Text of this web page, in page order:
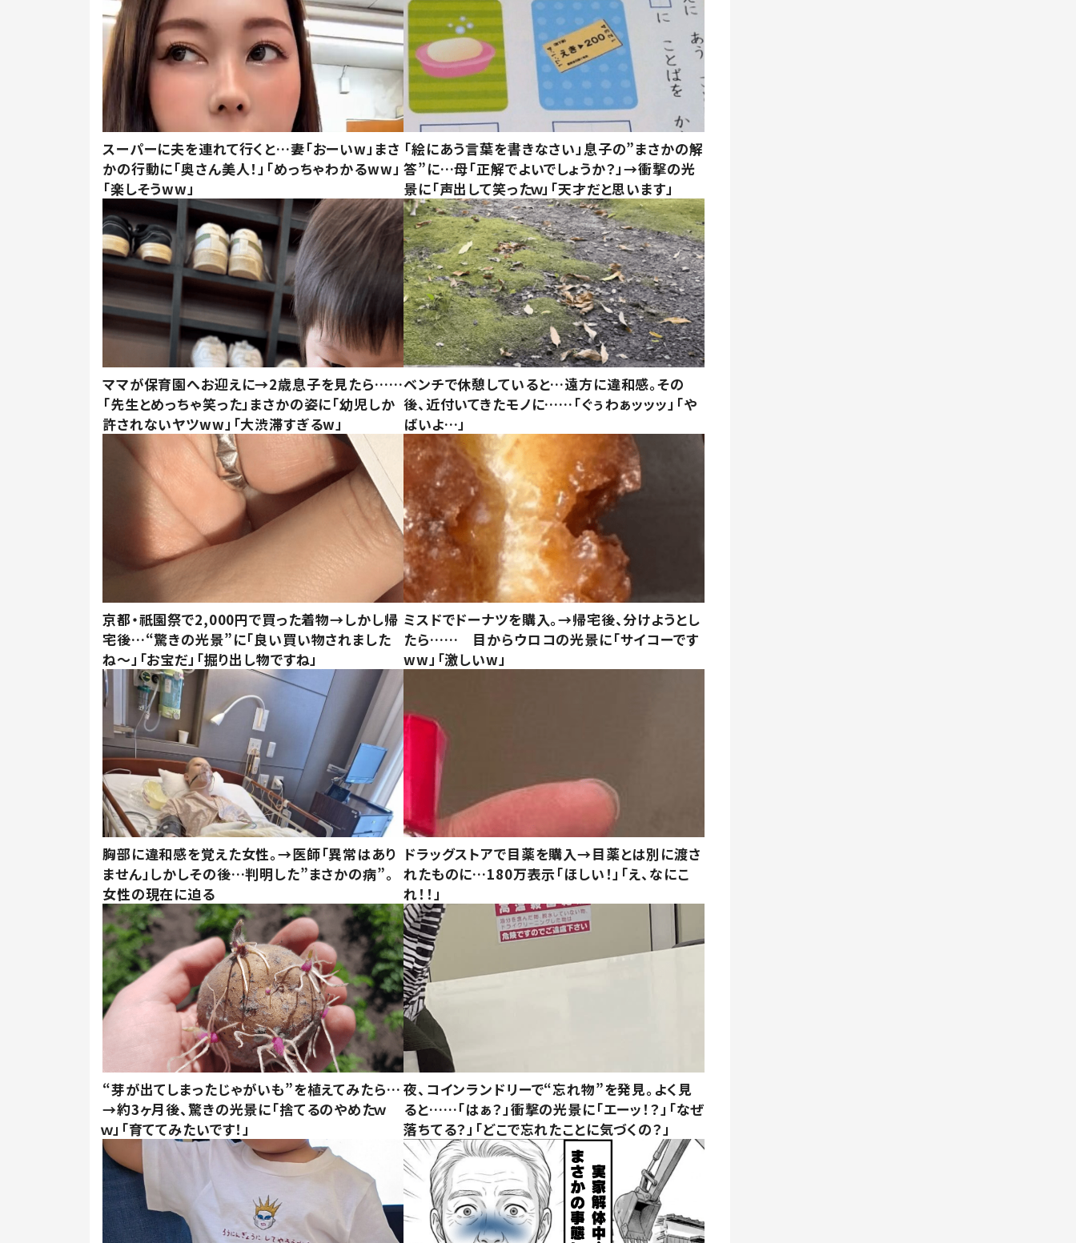
スーパーに夫を連れて行くと…妻「おーいw」まさ
かの行動に「奥さん美人！」「めっちゃわかるww」
「楽しそうww」
「絵にあう言葉を書きなさい」息子の”まさかの解
答”に…母「正解でよいでしょうか？」→衝撃の光
景に「声出して笑ったｗ」「天才だと思います」
ママが保育園へお迎えに→2歳息子を見たら……
「先生とめっちゃ笑った」まさかの姿に「幼児しか
許されないヤツww」「大渋滞すぎるw」
ベンチで休憩していると…遠方に違和感。その
後、近付いてきたモノに……「ぐぅわぁッッッ」「や
ばいよ…」
京都・祇園祭で2,000円で買った着物→しかし帰
宅後…“驚きの光景”に「良い買い物されました
ね～」「お宝だ」「掘り出し物ですね」
ミスドでドーナツを購入。→帰宅後、分けようとし
たら…… 目からウロコの光景に「サイコーです
ww」「激しいw」
胸部に違和感を覚えた女性。→医師「異常はあり
ません」しかしその後…判明した”まさかの病”。
女性の現在に迫る
ドラッグストアで目薬を購入→目薬とは別に渡さ
れたものに…180万表示「ほしい！」「え、なにこ
れ！！」
“芽が出てしまったじゃがいも”を植えてみたら…
→約3ヶ月後、驚きの光景に「捨てるのやめたｗ
ｗ」「育ててみたいです！」
夜、コインランドリーで“忘れ物”を発見。よく見
ると……「はぁ？」衝撃の光景に「エーッ！？」「なぜ
落ちてる？」「どこで忘れたことに気づくの？」